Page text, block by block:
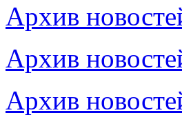
Архив
Архив
Архив